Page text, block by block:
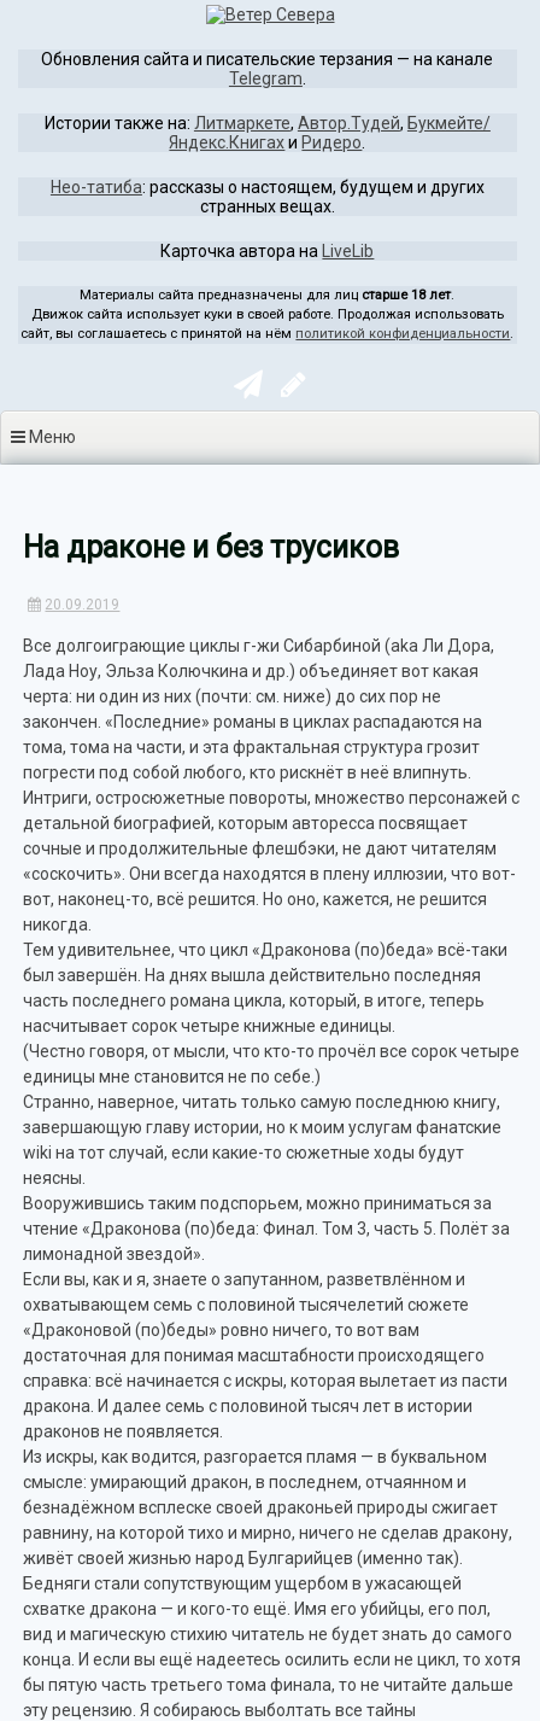
содержимому
Обновления сайта и писательские терзания — на канале
Telegram
Истории также на: Литмаркете, Автор.Тудей, Букмейте/
Яндекс.Книгахи Ридеро
Нео-татиба: рассказы о настоящем, будущем и других
странных вещах.
Карточка автора на LiveLib
Материалы сайта предназначены для лиц старше 18 лет.
Движок сайта использует куки в своей работе. Продолжая использовать
сайт, вы соглашаетесь с принятой на нём политикой конфиденциальности.
Меню
На драконе и без трусиков
20.09.2019
Все долгоиграющие циклы г-жи Сибарбиной (aka Ли Дора,
Лада Ноу, Эльза Колючкина и др.) объединяет вот какая
черта: ни один из них (почти: см. ниже) до сих пор не
закончен. «Последние» романы в циклах распадаются на
тома, тома на части, и эта фрактальная структура грозит
погрести под собой любого, кто рискнёт в неё влипнуть.
Интриги, остросюжетные повороты, множество персонажей с
детальной биографией, которым авторесса посвящает
сочные и продолжительные флешбэки, не дают читателям
«соскочить». Они всегда находятся в плену иллюзии, что вот-
вот, наконец-то, всё решится. Но оно, кажется, не решится
никогда.
Тем удивительнее, что цикл «Драконова (по)беда» всё-таки
был завершён. На днях вышла действительно последняя
часть последнего романа цикла, который, в итоге, теперь
насчитывает сорок четыре книжные единицы.
(Честно говоря, от мысли, что кто-то прочёл все сорок четыре
единицы мне становится не по себе.)
Странно, наверное, читать только самую последнюю книгу,
завершающую главу истории, но к моим услугам фанатские
wiki на тот случай, если какие-то сюжетные ходы будут
неясны.
Вооружившись таким подспорьем, можно приниматься за
чтение «Драконова (по)беда: Финал. Том 3, часть 5. Полёт за
лимонадной звездой».
Если вы, как и я, знаете о запутанном, разветвлённом и
охватывающем семь с половиной тысячелетий сюжете
«Драконовой (по)беды» ровно ничего, то вот вам
достаточная для понимая масштабности происходящего
справка: всё начинается с искры, которая вылетает из пасти
дракона. И далее семь с половиной тысяч лет в истории
драконов не появляется.
Из искры, как водится, разгорается пламя — в буквальном
смысле: умирающий дракон, в последнем, отчаянном и
безнадёжном всплеске своей драконьей природы сжигает
равнину, на которой тихо и мирно, ничего не сделав дракону,
живёт своей жизнью народ Булгарийцев (именно так).
Бедняги стали сопутствующим ущербом в ужасающей
схватке дракона — и кого-то ещё. Имя его убийцы, его пол,
вид и магическую стихию читатель не будет знать до самого
конца. И если вы ещё надеетесь осилить если не цикл, то хотя
бы пятую часть третьего тома финала, то не читайте дальше
эту рецензию. Я собираюсь выболтать все тайны